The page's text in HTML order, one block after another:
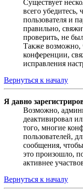
Существует
всего
пользователя и
правильно,
проверить, не
Также возможно,
конференции,
исправления
Вернуться к началу
Я давно
Возможно,
деактивировал
того, многие
пользователей,
сообщения,
это произошло,
активнее
Вернуться к началу